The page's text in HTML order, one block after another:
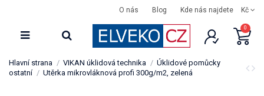
O nás Blog Kde nás najdete Kč
0
Hlavní strana VIKAN úklidová technika
Úklidové pomůcky
ostatní
Utěrka mikrovláknová profi 300g/m2, zelená